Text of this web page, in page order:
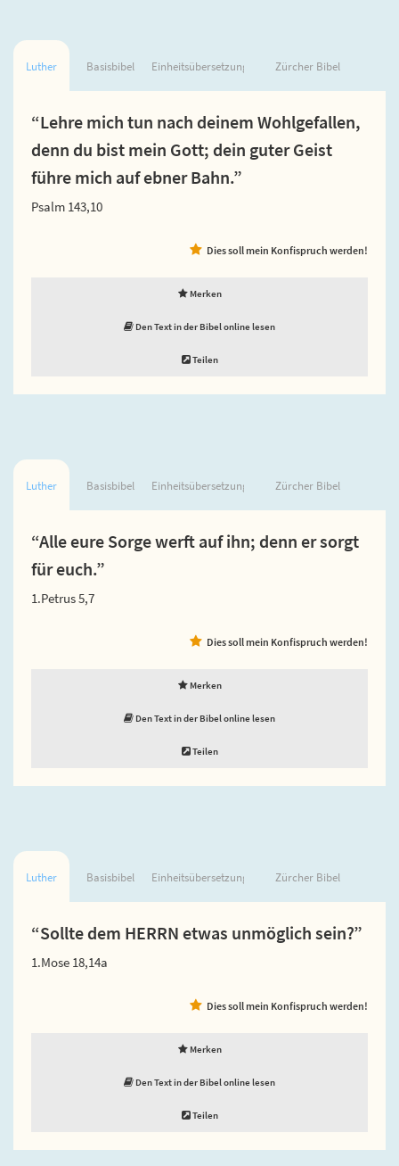
Luther Basisbibel Einheitsübersetzung Zürcher Bibel
“Lehre mich tun nach deinem Wohlgefallen,
denn du bist mein Gott; dein guter Geist
führe mich auf ebner Bahn.”
Psalm 143,10
Dies soll mein Konfispruch werden!
Merken
Den Text in der Bibel online lesen
Teilen
Luther Basisbibel Einheitsübersetzung Zürcher Bibel
“Alle eure Sorge werft auf ihn; denn er sorgt
für euch.”
1.Petrus 5,7
Dies soll mein Konfispruch werden!
Merken
Den Text in der Bibel online lesen
Teilen
Luther Basisbibel Einheitsübersetzung Zürcher Bibel
“Sollte dem HERRN etwas unmöglich sein?”
1.Mose 18,14a
Dies soll mein Konfispruch werden!
Merken
Den Text in der Bibel online lesen
Teilen